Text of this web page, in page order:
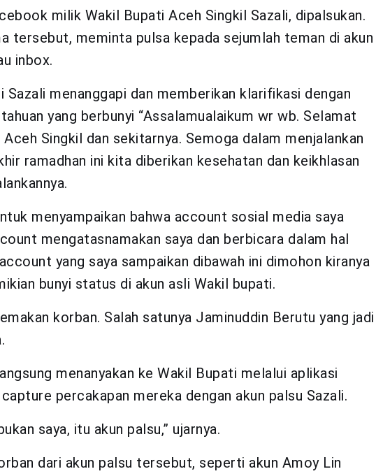
milik Wakil Bupati Aceh Singkil Sazali, dipalsukan.
tersebut, meminta pulsa kepada sejumlah teman di akun
inbox.
Sazali menanggapi dan memberikan klarifikasi dengan
yang berbunyi “Assalamualaikum wr wb. Selamat
Singkil dan sekitarnya. Semoga dalam menjalankan
ramadhan ini kita diberikan kesehatan dan keikhlasan
menyampaikan bahwa account sosial media saya
mengatasnamakan saya dan berbicara dalam hal
yang saya sampaikan dibawah ini dimohon kiranya
bunyi status di akun asli Wakil bupati.
korban. Salah satunya Jaminuddin Berutu yang jadi
menanyakan ke Wakil Bupati melalui aplikasi
percakapan mereka dengan akun palsu Sazali.
saya, itu akun palsu,” ujarnya.
dari akun palsu tersebut, seperti akun Amoy Lin